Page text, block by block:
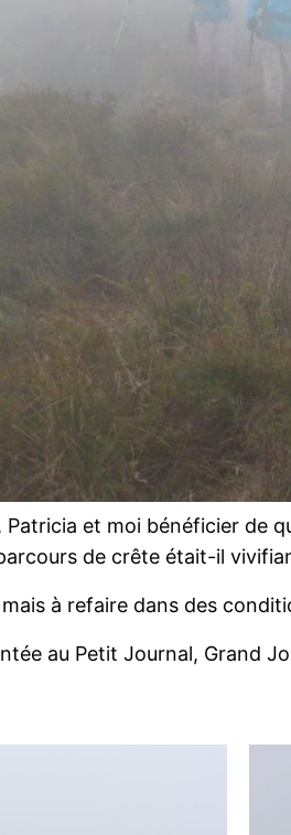
et moi bénéficier de
de crête était-il
à refaire dans des
au Petit Journal, Grand